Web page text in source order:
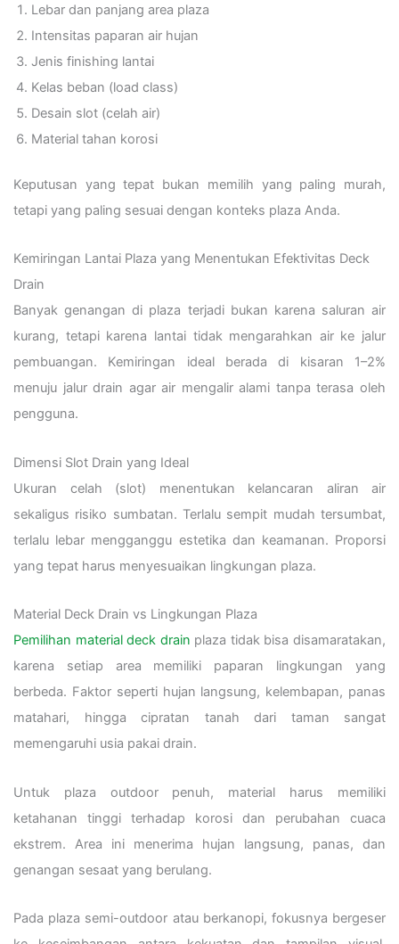
Lebar dan panjang area plaza
Intensitas paparan air hujan
Jenis finishing lantai
Kelas beban (load class)
Desain slot (celah air)
Material tahan korosi
Keputusan yang tepat bukan memilih yang paling murah,
tetapi yang paling sesuai dengan konteks plaza Anda.
Kemiringan Lantai Plaza yang Menentukan Efektivitas Deck
Drain
Banyak genangan di plaza terjadi bukan karena saluran air
kurang, tetapi karena lantai tidak mengarahkan air ke jalur
pembuangan. Kemiringan ideal berada di kisaran 1–2%
menuju jalur drain agar air mengalir alami tanpa terasa oleh
pengguna.
Dimensi Slot Drain yang Ideal
Ukuran celah (slot) menentukan kelancaran aliran air
sekaligus risiko sumbatan. Terlalu sempit mudah tersumbat,
terlalu lebar mengganggu estetika dan keamanan. Proporsi
yang tepat harus menyesuaikan lingkungan plaza.
Material Deck Drain vs Lingkungan Plaza
Pemilihan material deck drain plaza tidak bisa disamaratakan,
karena setiap area memiliki paparan lingkungan yang
berbeda. Faktor seperti hujan langsung, kelembapan, panas
matahari, hingga cipratan tanah dari taman sangat
memengaruhi usia pakai drain.
Untuk plaza outdoor penuh, material harus memiliki
ketahanan tinggi terhadap korosi dan perubahan cuaca
ekstrem. Area ini menerima hujan langsung, panas, dan
genangan sesaat yang berulang.
Pada plaza semi-outdoor atau berkanopi, fokusnya bergeser